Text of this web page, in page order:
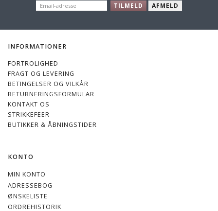
EMAIL-
ADRESSE
TILMELD AFMELD
INFORMATIONER
FORTROLIGHED
FRAGT OG LEVERING
BETINGELSER OG VILKÅR
RETURNERINGSFORMULAR
KONTAKT OS
STRIKKEFEER
BUTIKKER & ÅBNINGSTIDER
KONTO
MIN KONTO
ADRESSEBOG
ØNSKELISTE
ORDREHISTORIK